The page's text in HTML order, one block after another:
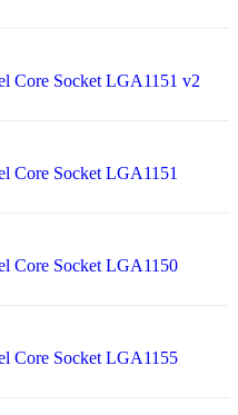
Core Socket LGA1151 v2
Core Socket LGA1151
Core Socket LGA1150
Core Socket LGA1155